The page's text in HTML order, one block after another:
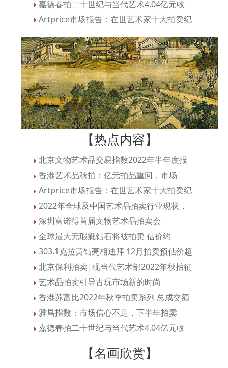
嘉德春拍二十世纪与当代艺术4.04亿元收
Artprice市场报告：在世艺术家十大拍卖纪
【热点内容】
北京文物艺术品交易指数2022年半年度报
香港艺术品秋拍：亿元拍品重回，市场
Artprice市场报告：在世艺术家十大拍卖纪
2022年全球及中国艺术品拍卖行业现状，
深圳富诺得首届文物艺术品拍卖会
全球最大无瑕疵钻石将被拍卖 估价约
303.1克拉黄钻亮相迪拜 12月拍卖预估价超
北京保利拍卖|现当代艺术部2022年秋拍征
艺术品拍卖引导古玩市场新的时尚
香港苏富比2022年秋季拍卖系列 总成交额
雅昌指数：市场信心不足，下半年拍卖
嘉德春拍二十世纪与当代艺术4.04亿元收
【名画欣赏】